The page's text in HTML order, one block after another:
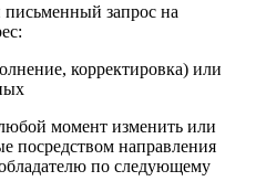
запрос на
корректировка) или
момент изменить или
посредством направления
по следующему